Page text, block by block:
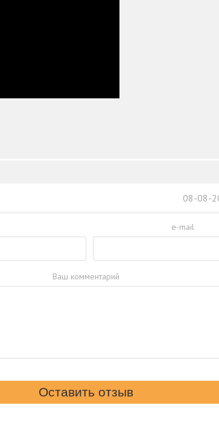
08-08-
e-mail
Ваш комментарий